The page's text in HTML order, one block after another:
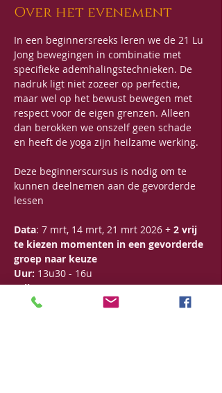
Over het evenement
In een beginnersreeks leren we de 21 Lu
Jong bewegingen in combinatie met
specifieke ademhalingstechnieken. De
nadruk ligt niet zozeer op perfectie,
maar wel op het bewust bewegen met
respect voor de eigen grenzen. Alleen
dan berokken we onszelf geen schade
en heeft de yoga zijn heilzame werking.
Deze beginnerscursus is nodig om te
kunnen deelnemen aan de gevorderde
lessen
Data: 7 mrt, 14 mrt, 21 mrt 2026 + 2 vrij
te kiezen momenten in een gevorderde
groep naar keuze
Uur: 13u30 - 16u
Prijs: 130€